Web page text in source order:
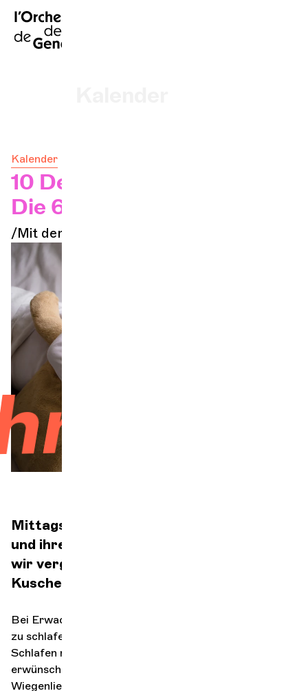
Kalender
10 Dez. 2025 - 15h
Die 6 Dächer
/Mit der Familie im OCG
Mittagsschlaf-Konzert für Kuscheltiere
und ihre Begleiter:
wir vergessen deinen Pyjama, sein
Kuscheltier und sein Kissen nicht!
Bei Erwachsenen gilt es als unhöflich, auf Konzerten
zu schlafen. Was für eine Dummheit! Hier ist das
Schlafen nicht nur willkommen, sondern sogar
erwünscht. Sanfte Musik, Klänge, die streicheln,
Wiegenlieder, die dazu einladen, die Augen zu schließen: